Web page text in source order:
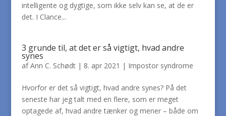
intelligente og dygtige, som ikke selv kan se, at de er
det. I Clance...
3 grunde til, at det er så vigtigt, hvad andre
synes
afAnn C. Schødt| 8. apr 2021 | Impostor syndrome
Hvorfor er det så vigtigt, hvad andre synes? På det
seneste har jeg talt med en flere, som er meget
optagede af, hvad andre tænker og mener – både om